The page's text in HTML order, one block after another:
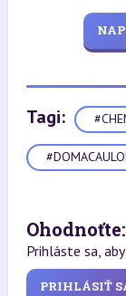
Tagi:
Ohodnoťte:
Prihláste sa,
PRIHLÁSIŤ